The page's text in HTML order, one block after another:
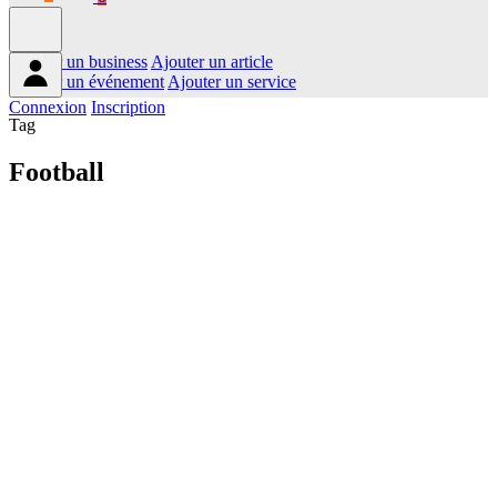
Ajouter un business Ajouter un article
Ajouter un événement Ajouter un service
Connexion Inscription
Tag
Football